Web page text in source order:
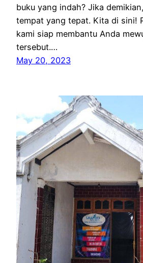
buku yang indah? Jika
tempat yang tepat. Kita di sini!
kami siap membantu Anda
tersebut.…
May 20, 2023